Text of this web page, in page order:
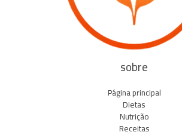
sobre
Página principal
Dietas
Nutrição
Receitas